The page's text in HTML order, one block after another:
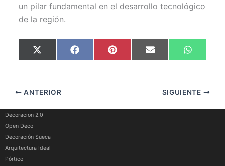
un pilar fundamental en el desarrollo tecnológico
de la región.
Compartir
en
X
(
t
t
r
)
Compartir
en
F
a
Compartir
en
P
i
t
Compartir
en
E
m en
W
h
A
p
ANTERIOR SIGUIENTE
Decoracion 2.0
Open Deco
Decoración Sueca
Arquitectura Ideal
Pórtico